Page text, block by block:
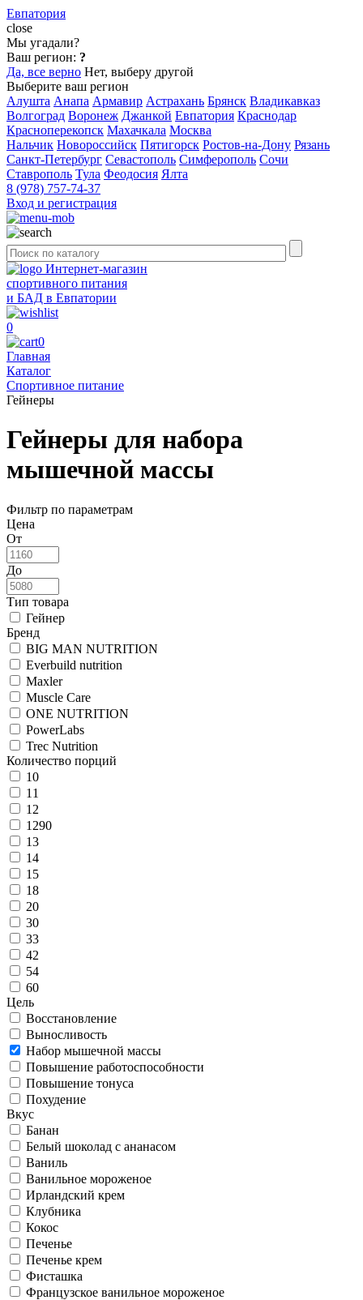
Евпатория
close
Мы угадали?
Ваш регион: ?
Да, все верно Нет, выберу другой
Выберите ваш регион
Алушта Анапа Армавир Астрахань Брянск Владикавказ
Волгоград Воронеж Джанкой Евпатория Краснодар
Красноперекопск Махачкала Москва
Нальчик Новороссийск Пятигорск Ростов-на-Дону Рязань
Санкт-Петербург Севастополь Симферополь Сочи
Ставрополь Тула Феодосия Ялта
8 (978) 757-74-37
Вход и регистрация
Интернет-магазин
спортивного питания
и БАД в Евпатории
0
0
Главная
Каталог
Спортивное питание
Гейнеры
Гейнеры для набора
мышечной массы
Фильтр по параметрам
Цена
От
До
Тип товара
Гейнер
Бренд
BIG MAN NUTRITION
Everbuild nutrition
Maxler
Muscle Care
ONE NUTRITION
PowerLabs
Trec Nutrition
Количество порций
10
11
12
1290
13
14
15
18
20
30
33
42
54
60
Цель
Восстановление
Выносливость
Набор мышечной массы
Повышение работоспособности
Повышение тонуса
Похудение
Вкус
Банан
Белый шоколад с ананасом
Ваниль
Ванильное мороженое
Ирландский крем
Клубника
Кокос
Печенье
Печенье крем
Фисташка
Французское ванильное мороженое